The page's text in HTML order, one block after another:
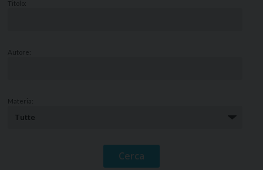
Titolo:
Autore:
Materia: